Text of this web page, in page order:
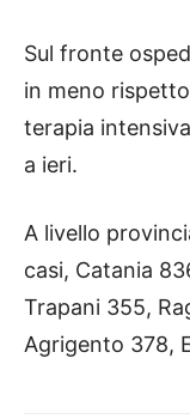
Sul fronte
in meno
terapia
a ieri.
A livello
casi, Catania
Trapani 355,
Agrigento 378,